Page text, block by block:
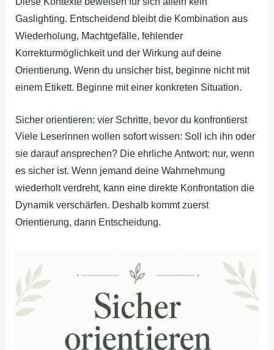
Gaslighting. Entscheidend bleibt die Kombination aus
Wiederholung, Machtgefälle, fehlender
Korrekturmöglichkeit und der Wirkung auf deine
Orientierung. Wenn du unsicher bist, beginne nicht mit
einem Etikett. Beginne mit einer konkreten Situation.
Sicher orientieren: vier Schritte, bevor du konfrontierst
Viele Leserinnen wollen sofort wissen: Soll ich ihn oder
sie darauf ansprechen? Die ehrliche Antwort: nur, wenn
es sicher ist. Wenn jemand deine Wahrnehmung
wiederholt verdreht, kann eine direkte Konfrontation die
Dynamik verschärfen. Deshalb kommt zuerst
Orientierung, dann Entscheidung.